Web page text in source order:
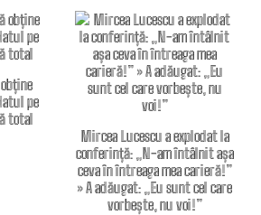
pe
total
Mircea Lucescu a explodat la
conferință: „N-am întâlnit așa
ceva în întreaga mea carieră!”
» A adăugat: „Eu sunt cel care
vorbește, nu voi!”